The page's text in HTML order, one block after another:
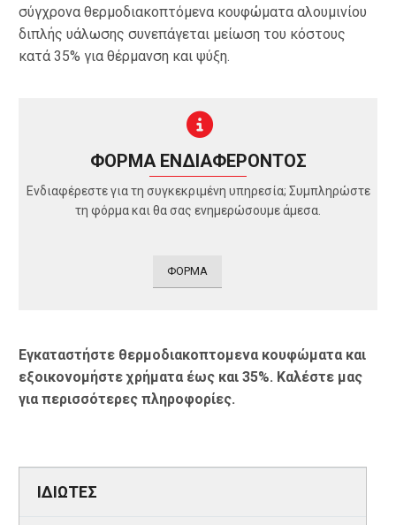
σύγχρονα θερμοδιακοπτόμενα κουφώματα αλουμινίου
διπλής υάλωσης συνεπάγεται μείωση του κόστους
κατά 35% για θέρμανση και ψύξη.
ΦΟΡΜΑ ΕΝΔΙΑΦΕΡΟΝΤΟΣ
Ενδιαφέρεστε για τη συγκεκριμένη υπηρεσία; Συμπληρώστε
τη φόρμα και θα σας ενημερώσουμε άμεσα.
ΦΟΡΜΑ
Εγκαταστήστε θερμοδιακοπτομενα κουφώματα και
εξοικονομήστε χρήματα έως και 35%. Καλέστε μας
για περισσότερες πληροφορίες.
ΙΔΙΩΤΕΣ